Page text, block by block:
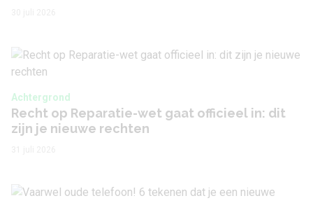
Achtergrond
Recht op Reparatie-wet gaat officieel in: dit
zijn je nieuwe rechten